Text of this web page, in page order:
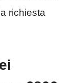
richiesta